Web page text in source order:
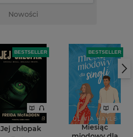
Nowości
BESTSELLER
Jej chłopak
BESTSELLER
Miesiąc